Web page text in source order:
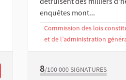
enquêtes mont...
Commission des lois
et de l’administration
8/100 000 SIGNATURES